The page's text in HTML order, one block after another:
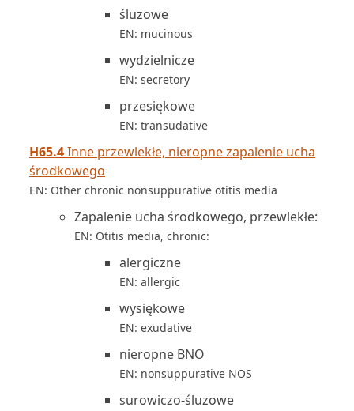
śluzowe
EN: mucinous
wydzielnicze
EN: secretory
przesiękowe
EN: transudative
H65.4Inne przewlekłe, nieropne zapalenie ucha
środkowego
EN: Other chronic nonsuppurative otitis media
Zapalenie ucha środkowego, przewlekłe:
EN: Otitis media, chronic:
alergiczne
EN: allergic
wysiękowe
EN: exudative
nieropne BNO
EN: nonsuppurative NOS
surowiczo-śluzowe